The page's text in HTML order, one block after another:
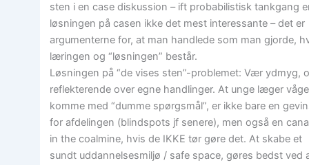
sten i en case diskussion – ift probabilistisk tankgang
løsningen på casen ikke det mest interessante – det er
argumenterne for, at man handlede som man gjorde,
læringen og “løsningen” består.
Løsningen på “de vises sten”-problemet: Vær ydmyg,
reflekterende over egne handlinger. At unge læger
komme med “dumme spørgsmål”, er ikke bare en
for afdelingen (blindspots jf senere), men også en
in the coalmine, hvis de IKKE tør gøre det. At skabe et
sundt uddannelsesmiljø / safe space, gøres bedst ved